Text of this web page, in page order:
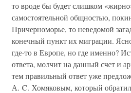
то вроде бы будет слишком
самостоятельной общностью,
Причерноморье, то неведомой
конечный пункт их миграции.
где-то в Европе, но где именно?
ответа, молчит на данный счет и
тем правильный ответ уже
А. C. Хомяковым, который